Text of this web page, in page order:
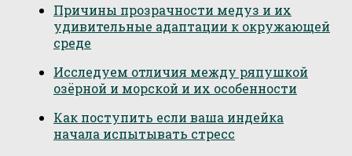
Причины прозрачности медуз и их
удивительные адаптации к окружающей
среде
Исследуем отличия между ряпушкой
озёрной и морской и их особенности
Как поступить если ваша индейка
начала испытывать стресс